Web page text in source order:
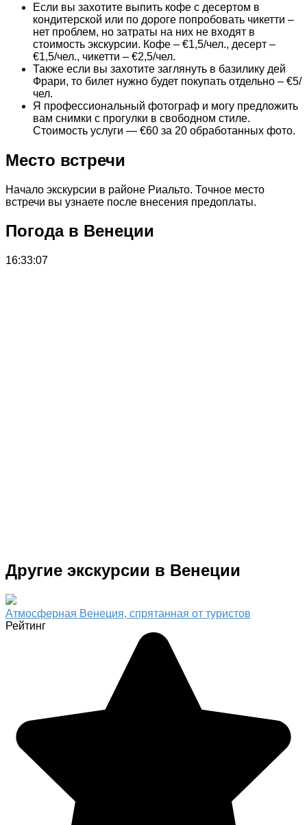
Если вы захотите выпить кофе с десертом в
кондитерской или по дороге попробовать чикетти –
нет проблем, но затраты на них не входят в
стоимость экскурсии. Кофе – €1,5/чел., десерт –
€1,5/чел., чикетти – €2,5/чел.
Также если вы захотите заглянуть в базилику дей
Фрари, то билет нужно будет покупать отдельно – €5/
чел.
Я профессиональный фотограф и могу предложить
вам снимки с прогулки в свободном стиле.
Стоимость услуги — €60 за 20 обработанных фото.
Место встречи
Начало экскурсии в районе Риальто. Точное место
встречи вы узнаете после внесения предоплаты.
Погода в Венеции
16:33:07
Другие экскурсии в Венеции
Атмосферная Венеция, спрятанная от туристов
Рейтинг